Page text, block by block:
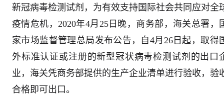
新冠病毒检测试剂，为有效支持国际社会共同应对全
疫情危机，2020年4月25日晚，商务部，海关总署，
家市场监督管理总局发布公告，自4月26日起，取得
外标准认证或注册的新型冠状病毒检测试剂的出口
业，海关凭商务部提供的生产企业清单进行验收，验
合格即可出口。